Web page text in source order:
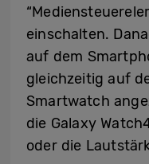
einschalten.
auf dem
gleichzeitig auf
Smartwatch
die Galaxy
oder die